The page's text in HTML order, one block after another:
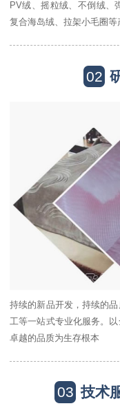
PV绒、摇粒绒、不倒绒、
复合海岛绒、拉架小毛圈等
02
持续的新品开发，持续的
工等一站式专业化服务。
卓越的品质为生存根本
03 技术